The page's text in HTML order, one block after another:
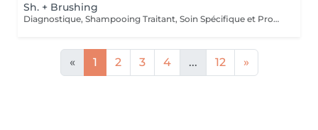
Sh. + Brushing
Diagnostique, Shampooing Traitant, Soin Spécifique et Produits Coiffants inclus
« 1 2 3 4 ... 12 »